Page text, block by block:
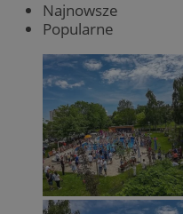
Najnowsze
Popularne